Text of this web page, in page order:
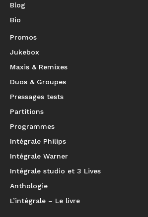
Blog
Bio
Promos
Jukebox
Maxis & Remixes
Duos & Groupes
Pressages tests
Partitions
Programmes
Intégrale Philips
Intégrale Warner
Intégrale studio et 3 Lives
Anthologie
L’intégrale – Le livre